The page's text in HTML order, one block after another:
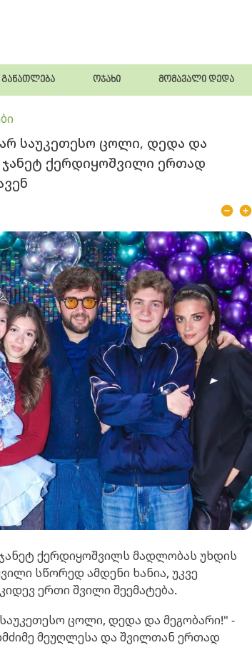
განათლება ოჯახი მომავალი დედა
საუკეთესო ცოლი, დედა და
ჯანეტ ქერდიყოშვილი ერთად
ქერდიყოშვილს მადლობას უხდის
სწორედ ამდენი ხანია, უკვე
ერთი შვილი შეემატება.
ცოლი, დედა და მეგობარი!" -
მეუღლესა და შვილთან ერთად